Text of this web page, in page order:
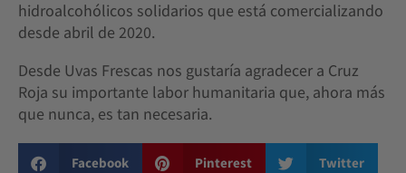
hidroalcohólicos solidarios que está comercializando
desde abril de 2020.
Desde Uvas Frescas nos gustaría agradecer a Cruz
Roja su importante labor humanitaria que, ahora más
que nunca, es tan necesaria.
Facebook Pinterest Twitter